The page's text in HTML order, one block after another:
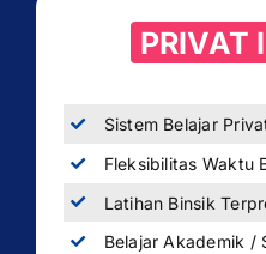
PRIVAT
Sistem Belajar
Fleksibilitas Waktu
Latihan Binsik
Belajar Akademik /